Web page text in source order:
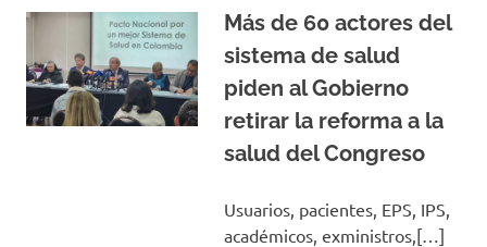
Más de 60 actores del
sistema de salud
piden al Gobierno
retirar la reforma a la
salud del Congreso
Usuarios, pacientes, EPS, IPS,
académicos, exministros,[…]